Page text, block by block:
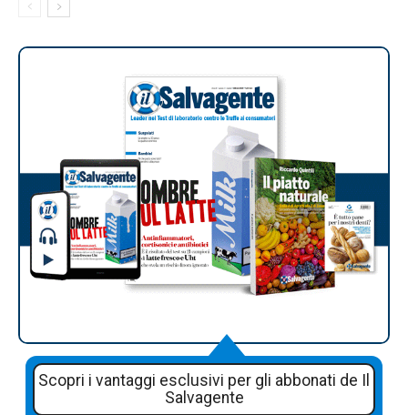
Scopri i vantaggi esclusivi per gli abbonati de Il
Salvagente